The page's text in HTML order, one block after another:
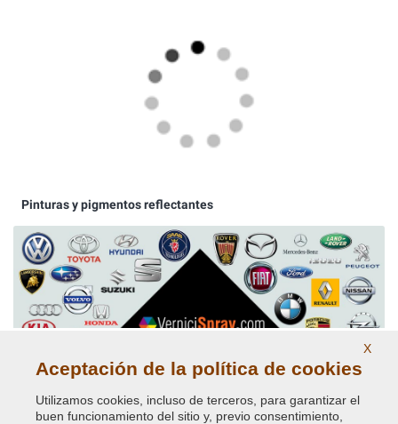
Pinturas carta de los colores RAL K7
X
Aceptación de la política de cookies
Utilizamos cookies, incluso de terceros, para garantizar el
buen funcionamiento del sitio y, previo consentimiento,